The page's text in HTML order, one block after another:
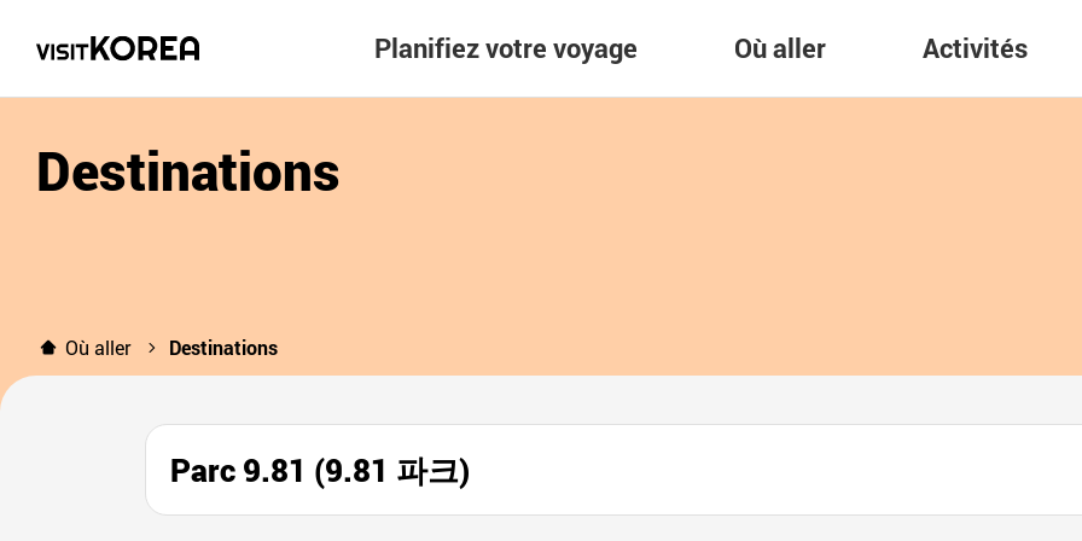
Planifiez votre voyage Où aller Activités
Destinations
Où aller Destinations
Parc 9.81 (9.81 파크)